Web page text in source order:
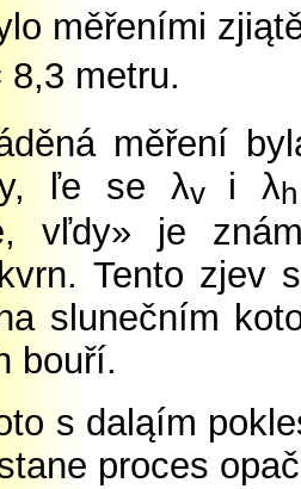
měřeními
8,3 metru.
měření
ľe se λv i λh
vľdy» je
Tento zjev
slunečním
bouří.
s daląím
proces